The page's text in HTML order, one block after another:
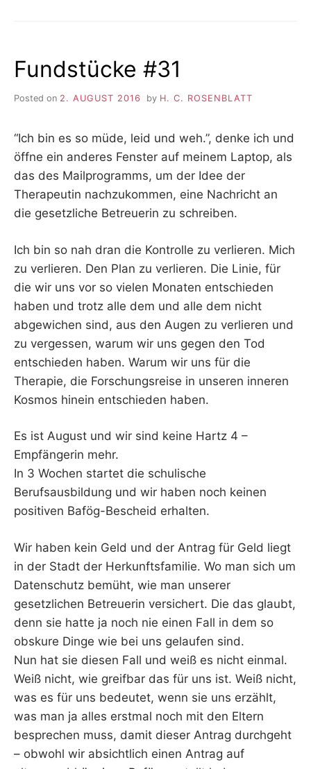
Fundstücke #31
Posted on 2. AUGUST 2016 by H. C. ROSENBLATT
“Ich bin es so müde, leid und weh.”, denke ich und
öffne ein anderes Fenster auf meinem Laptop, als
das des Mailprogramms, um der Idee der
Therapeutin nachzukommen, eine Nachricht an
die gesetzliche Betreuerin zu schreiben.
Ich bin so nah dran die Kontrolle zu verlieren. Mich
zu verlieren. Den Plan zu verlieren. Die Linie, für
die wir uns vor so vielen Monaten entschieden
haben und trotz alle dem und alle dem nicht
abgewichen sind, aus den Augen zu verlieren und
zu vergessen, warum wir uns gegen den Tod
entschieden haben. Warum wir uns für die
Therapie, die Forschungsreise in unseren inneren
Kosmos hinein entschieden haben.
Es ist August und wir sind keine Hartz 4 –
Empfängerin mehr.
In 3 Wochen startet die schulische
Berufsausbildung und wir haben noch keinen
positiven Bafög-Bescheid erhalten.
Wir haben kein Geld und der Antrag für Geld liegt
in der Stadt der Herkunftsfamilie. Wo man sich um
Datenschutz bemüht, wie man unserer
gesetzlichen Betreuerin versichert. Die das glaubt,
denn sie hatte ja noch nie einen Fall in dem so
obskure Dinge wie bei uns gelaufen sind.
Nun hat sie diesen Fall und weiß es nicht einmal.
Weiß nicht, wie greifbar das für uns ist. Weiß nicht,
was es für uns bedeutet, wenn sie uns erzählt,
was man ja alles erstmal noch mit den Eltern
besprechen muss, damit dieser Antrag durchgeht
– obwohl wir absichtlich einen Antrag auf